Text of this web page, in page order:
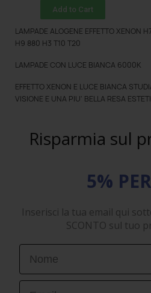
acquistato: 5 times
Add to Cart
LAMPADE ALOGENE EFFETTO XENON
H9 880 H3 T10 T20
LAMPADE CON LUCE BIANCA 6000K
EFFETTO XENON E LUCE BIANCA
VISIONE E UNA PIU' BELLA RESA
Risparmia sul
5%
Inserisci la tua email qui
SCONTO sul tuo
First Name
Email